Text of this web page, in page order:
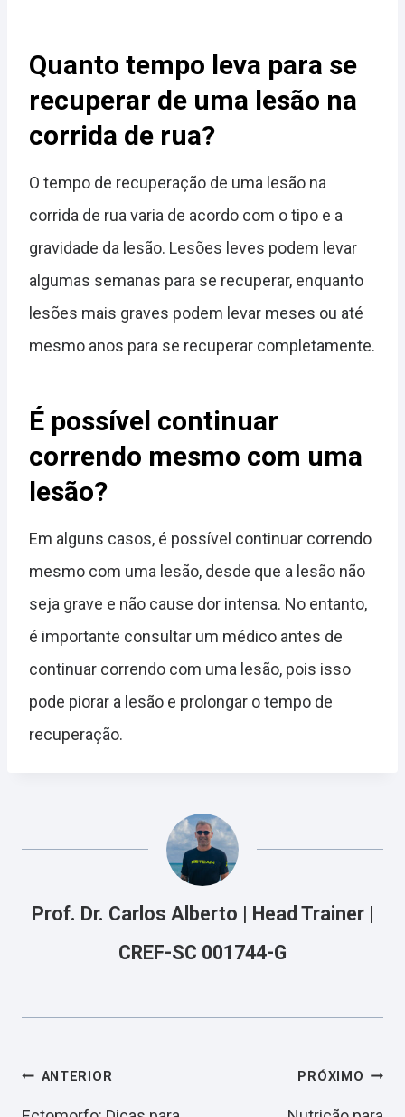
Quanto tempo leva para se
recuperar de uma lesão na
corrida de rua?
O tempo de recuperação de uma lesão na
corrida de rua varia de acordo com o tipo e a
gravidade da lesão. Lesões leves podem levar
algumas semanas para se recuperar, enquanto
lesões mais graves podem levar meses ou até
mesmo anos para se recuperar completamente.
É possível continuar
correndo mesmo com uma
lesão?
Em alguns casos, é possível continuar correndo
mesmo com uma lesão, desde que a lesão não
seja grave e não cause dor intensa. No entanto,
é importante consultar um médico antes de
continuar correndo com uma lesão, pois isso
pode piorar a lesão e prolongar o tempo de
recuperação.
Prof. Dr. Carlos Alberto | Head Trainer |
CREF-SC 001744-G
Navegação
ANTERIOR PRÓXIMO